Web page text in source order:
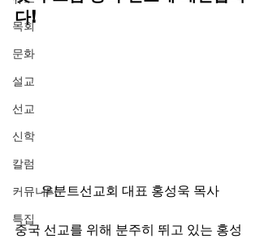
목회
문화
설교
선교
신학
칼럼
커뮤니티
특집
다!
우분트선교회 대표 홍성욱 목사
중국 선교를 위해 분주히 뛰고 있는 홍성